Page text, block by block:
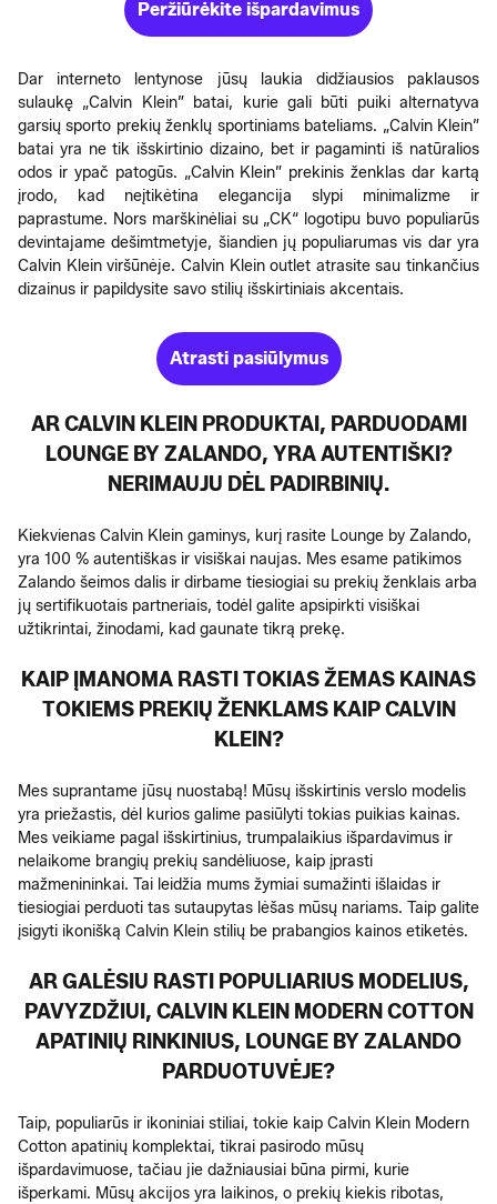
Peržiūrėkite išpardavimus
Dar interneto lentynose jūsų laukia didžiausios paklausos
sulaukę „Calvin Klein” batai, kurie gali būti puiki alternatyva
garsių sporto prekių ženklų sportiniams bateliams. „Calvin Klein”
batai yra ne tik išskirtinio dizaino, bet ir pagaminti iš natūralios
odos ir ypač patogūs. „Calvin Klein” prekinis ženklas dar kartą
įrodo, kad neįtikėtina elegancija slypi minimalizme ir
paprastume. Nors marškinėliai su „CK“ logotipu buvo populiarūs
devintajame dešimtmetyje, šiandien jų populiarumas vis dar yra
Calvin Klein viršūnėje. Calvin Klein outlet atrasite sau tinkančius
dizainus ir papildysite savo stilių išskirtiniais akcentais.
Atrasti pasiūlymus
AR CALVIN KLEIN PRODUKTAI, PARDUODAMI
LOUNGE BY ZALANDO, YRA AUTENTIŠKI?
NERIMAUJU DĖL PADIRBINIŲ.
Kiekvienas Calvin Klein gaminys, kurį rasite Lounge by Zalando,
yra 100 % autentiškas ir visiškai naujas. Mes esame patikimos
Zalando šeimos dalis ir dirbame tiesiogiai su prekių ženklais arba
jų sertifikuotais partneriais, todėl galite apsipirkti visiškai
užtikrintai, žinodami, kad gaunate tikrą prekę.
KAIP ĮMANOMA RASTI TOKIAS ŽEMAS KAINAS
TOKIEMS PREKIŲ ŽENKLAMS KAIP CALVIN
KLEIN?
Mes suprantame jūsų nuostabą! Mūsų išskirtinis verslo modelis
yra priežastis, dėl kurios galime pasiūlyti tokias puikias kainas.
Mes veikiame pagal išskirtinius, trumpalaikius išpardavimus ir
nelaikome brangių prekių sandėliuose, kaip įprasti
mažmenininkai. Tai leidžia mums žymiai sumažinti išlaidas ir
tiesiogiai perduoti tas sutaupytas lėšas mūsų nariams. Taip galite
įsigyti ikonišką Calvin Klein stilių be prabangios kainos etiketės.
AR GALĖSIU RASTI POPULIARIUS MODELIUS,
PAVYZDŽIUI, CALVIN KLEIN MODERN COTTON
APATINIŲ RINKINIUS, LOUNGE BY ZALANDO
PARDUOTUVĖJE?
Taip, populiarūs ir ikoniniai stiliai, tokie kaip Calvin Klein Modern
Cotton apatinių komplektai, tikrai pasirodo mūsų
išpardavimuose, tačiau jie dažniausiai būna pirmi, kurie
išperkami. Mūsų akcijos yra laikinos, o prekių kiekis ribotas,